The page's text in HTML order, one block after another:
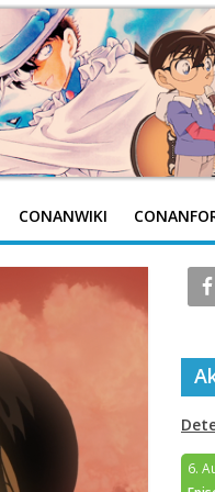
CONANWIKI
6.